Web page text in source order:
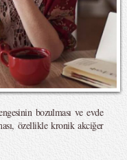
bozulması ve evde
özellikle kronik akciğer